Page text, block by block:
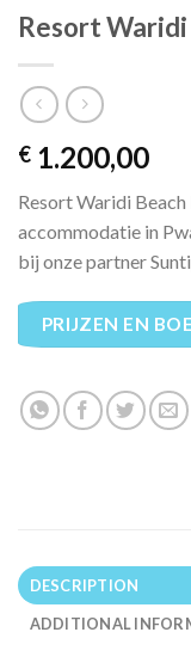
Resort Waridi
€ 1.200,00
Resort Waridi Beach
accommodatie in
bij onze partner
PRIJZEN EN
DESCRIPTION
ADDITIONAL